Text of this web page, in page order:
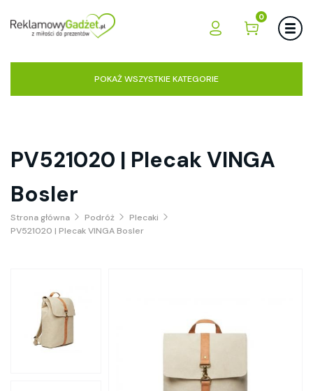
0
POKAŻ WSZYSTKIE KATEGORIE
PV521020 | Plecak VINGA
Bosler
Strona główna Podróż
Plecaki
PV521020 | Plecak VINGA Bosler